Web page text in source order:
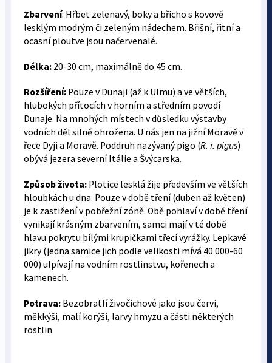
Zbarvení: Hřbet zelenavý, boky a břicho s kovově
lesklým modrým či zeleným nádechem. Břišní, řitní a
ocasní ploutve jsou načervenalé.
Délka:20-30 cm, maximálně do 45 cm.
Rozšíření:Pouze v Dunaji (až k Ulmu) a ve větších,
hlubokých přítocích v horním a středním povodí
Dunaje. Na mnohých místech v důsledku výstavby
vodních děl silně ohrožena. U nás jen na jižní Moravě v
řece Dyji a Moravě. Poddruh nazývaný pigo (R. r. pigus)
obývá jezera severní Itálie a Švýcarska.
Způsob života:Plotice lesklá žije především ve větších
hloubkách u dna. Pouze v době tření (duben až květen)
je k zastižení v pobřežní zóně. Obě pohlaví v době tření
vynikají krásným zbarvením, samci mají v té době
hlavu pokrytu bílými krupičkami třecí vyrážky. Lepkavé
jikry (jedna samice jich podle velikosti mívá 40 000-60
000) ulpívají na vodním rostlinstvu, kořenech a
kamenech.
Potrava:Bezobratlí živočichové jako jsou červi,
měkkýši, malí korýši, larvy hmyzu a části některých
rostlin